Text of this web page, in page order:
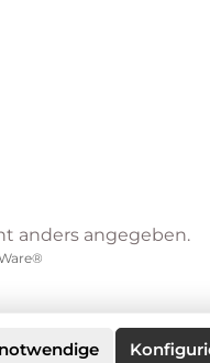
anders angegeben.